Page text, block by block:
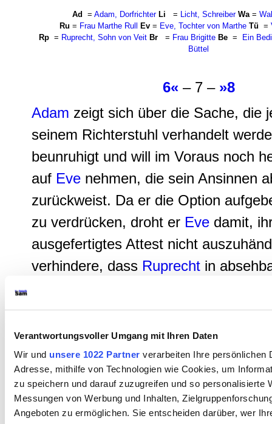
Verantwortungsvoller Umgang mit Ihren Daten
Wir und unsere 1022 Partner verarbeiten Ihre persönlichen
Adresse, mithilfe von Technologien wie Cookies, um
zu speichern und darauf zuzugreifen und so personalisierte
Messungen von Werbung und Inhalten,
Angeboten zu ermöglichen. Sie entscheiden darüber, wer
Ad = Adam, Dorfrichter Li = Licht, Schreiber Wa=
Ru = Frau Marthe Rull Ev= Eve, Tochter von Marthe Tü =
Rp= Ruprecht, Sohn von VeitBr= Frau BrigitteBe=
Ein
Büttel
6«– 7 – »8
Adam zeigt sich über die Sache, die
seinem Richterstuhl verhandelt
beunruhigt und will im Voraus noch
auf Eve nehmen, die sein Ansinnen
zurückweist. Da er die Option
zu verdrücken, droht er Eve damit,
ausgefertigtes Attest nicht
verhindere, dass Ruprecht in
verhalte. Im Verlauf der Verhandlung
vor dem Dorfrichter mussWalter
intervenieren, um einen
ordnungsgemäßen Verlauf zu
Marthe Rullträgt ihre Version der
vergangenen Nacht vor und schildert